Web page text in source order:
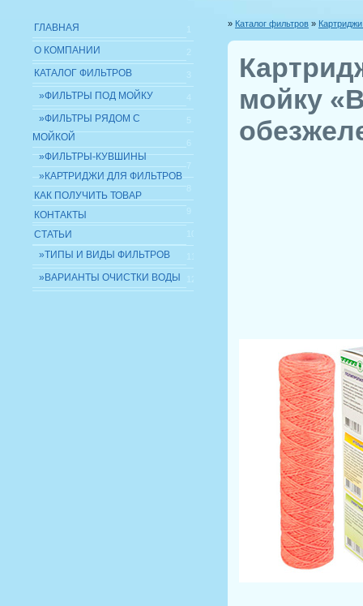
ГЛАВНАЯ
О КОМПАНИИ
КАТАЛОГ ФИЛЬТРОВ 3
»ФИЛЬТРЫ ПОД МОЙКУ 4
»ФИЛЬТРЫ РЯДОМ С
МОЙКОЙ
5
»ФИЛЬТРЫ-КУВШИНЫ
»КАРТРИДЖИ ДЛЯ ФИЛЬТРОВ
КАК ПОЛУЧИТЬ ТОВАР
КОНТАКТЫ
СТАТЬИ
»ТИПЫ И ВИДЫ ФИЛЬТРОВ
»ВАРИАНТЫ ОЧИСТКИ ВОДЫ
» Каталог фильтров »
мойку